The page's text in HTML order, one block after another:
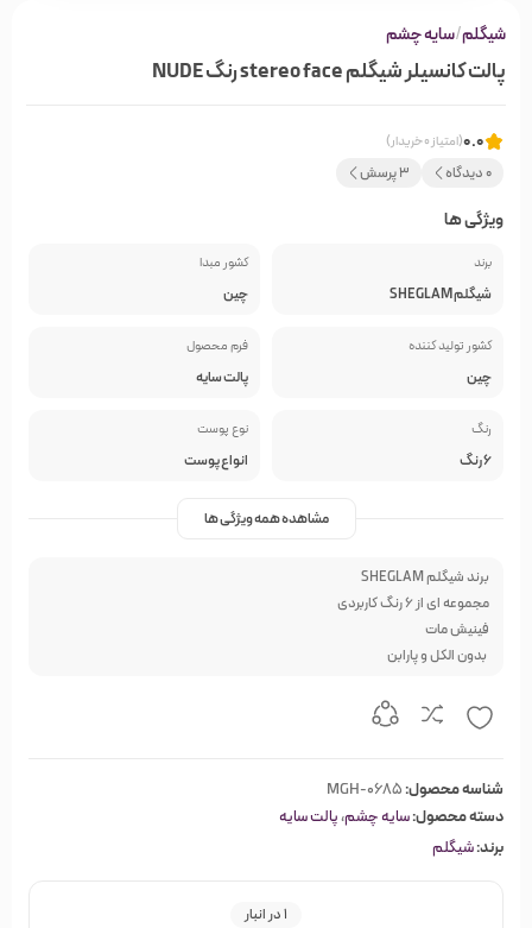
شیگلم/سایه چشم
پالت کانسیلر شیگلم stereo face رنگ NUDE
0.0(امتیاز 0 خریدار)
0 دیدگاه 3 پرسش
ویژگی ها
برند
شیگلم SHEGLAM
کشور مبدا
چین
کشور تولید کننده
چین
فرم محصول
پالت سایه
رنگ
6 رنگ
نوع پوست
انواع پوست
مشاهده همه ویژگی ها
برند شیگلم SHEGLAM
مجموعه ای از 6 رنگ کاربردی
فینیش مات
بدون الکل و پارابن
شناسه محصول:MGH-0685
دسته محصول:سایه چشم،پالت سایه
برند:شیگلم
1 در انبار